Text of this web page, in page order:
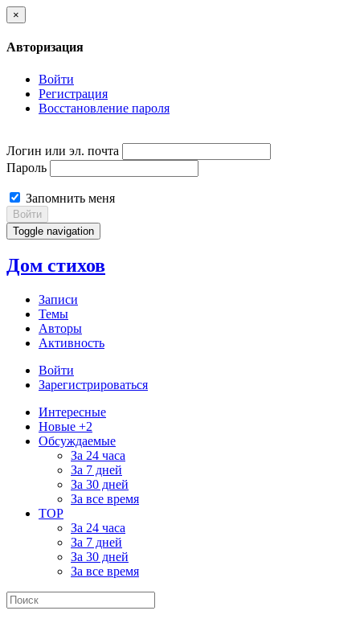
×
Авторизация
Войти
Регистрация
Восстановление пароля
Логин или эл. почта
Пароль
Запомнить меня
Войти
Toggle navigation
Дом стихов
Записи
Темы
Авторы
Активность
Войти
Зарегистрироваться
Интересные
Новые +2
Обсуждаемые
За 24 часа
За 7 дней
За 30 дней
За все время
TOP
За 24 часа
За 7 дней
За 30 дней
За все время